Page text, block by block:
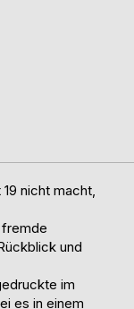
nicht macht,
fremde
und
im
es in einem